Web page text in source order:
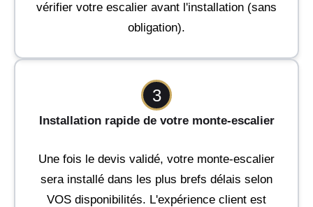
vérifier votre escalier avant l'installation (sans
obligation).
3
Installation rapide de votre monte-escalier
Une fois le devis validé, votre monte-escalier
sera installé dans les plus brefs délais selon
VOS disponibilités. L'expérience client est